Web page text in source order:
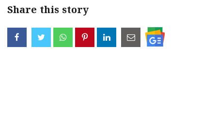
Share this story